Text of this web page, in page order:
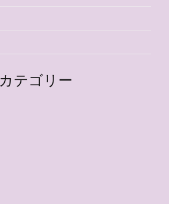
カテゴリー